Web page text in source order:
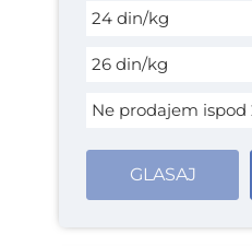
24 din/kg
26 din/kg
Ne prodajem
GLASAJ